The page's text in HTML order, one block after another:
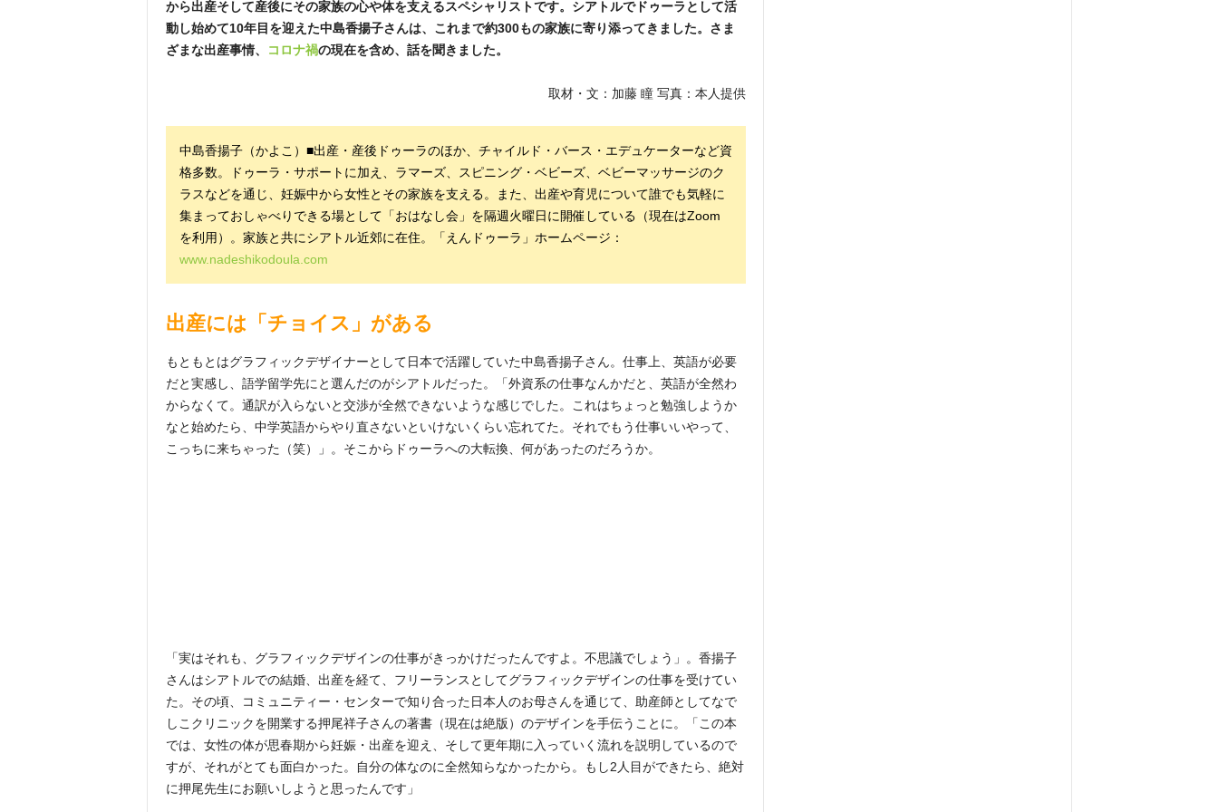
から出産そして産後にその家族の心や体を支えるスペシャリストです。シアトルでドゥーラとして活
動し始めて10年目を迎えた中島香揚子さんは、これまで約300もの家族に寄り添ってきました。さま
ざまな出産事情、
コロナ禍の現在を含め、話を聞きました。
取材・文：加藤 瞳 写真：本人提供
中島香揚子（かよこ）■出産・産後ドゥーラのほか、チャイルド・バース・エデュケーターなど資
格多数。ドゥーラ・サポートに加え、ラマーズ、スピニング・ベビーズ、ベビーマッサージのク
ラスなどを通じ、妊娠中から女性とその家族を支える。また、出産や育児について誰でも気軽に
集まっておしゃべりできる場として「おはなし会」を隔週火曜日に開催している（現在はZoom
を利用）。家族と共にシアトル近郊に在住。「えんドゥーラ」ホームページ：
www.nadeshikodoula.com
出産には「チョイス」がある
もともとはグラフィックデザイナーとして日本で活躍していた中島香揚子さん。仕事上、英語が必要
だと実感し、語学留学先にと選んだのがシアトルだった。「外資系の仕事なんかだと、英語が全然わ
からなくて。通訳が入らないと交渉が全然できないような感じでした。これはちょっと勉強しようか
なと始めたら、中学英語からやり直さないといけないくらい忘れてた。それでもう仕事いいやって、
こっちに来ちゃった（笑）」。そこからドゥーラへの大転換、何があったのだろうか。
「実はそれも、グラフィックデザインの仕事がきっかけだったんですよ。不思議でしょう」。香揚子
さんはシアトルでの結婚、出産を経て、フリーランスとしてグラフィックデザインの仕事を受けてい
た。その頃、コミュニティー・センターで知り合った日本人のお母さんを通じて、助産師としてなで
しこクリニックを開業する押尾祥子さんの著書（現在は絶版）のデザインを手伝うことに。「この本
では、女性の体が思春期から妊娠・出産を迎え、そして更年期に入っていく流れを説明しているので
すが、それがとても面白かった。自分の体なのに全然知らなかったから。もし2人目ができたら、絶対
に押尾先生にお願いしようと思ったんです」